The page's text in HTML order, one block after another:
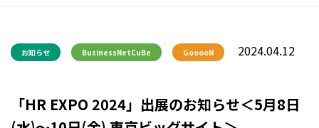
お知らせ BusinessNetCuBe GooooN 2024.04.12
「HR EXPO 2024」出展のお知らせ＜5月8日